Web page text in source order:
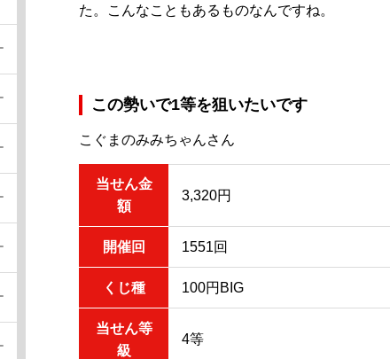
た。こんなこともあるものなんですね。
この勢いで1等を狙いたいです
こぐまのみみちゃんさん
当せん金
額
3,320円
開催回 1551回
くじ種 100円BIG
当せん等
級
4等